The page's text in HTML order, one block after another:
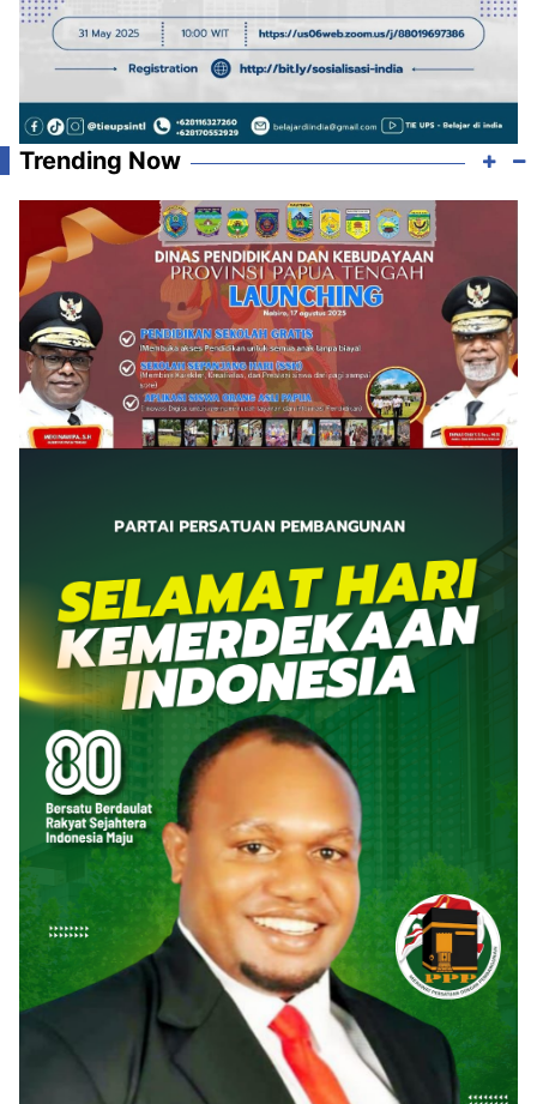
Trending Now